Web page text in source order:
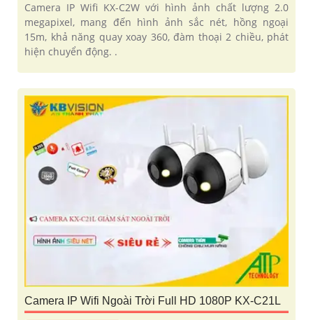
Camera IP Wifi KX-C2W với hình ảnh chất lượng 2.0
megapixel, mang đến hình ảnh sắc nét, hồng ngoại
15m, khả năng quay xoay 360, đàm thoại 2 chiều, phát
hiện chuyển động. .
Camera IP Wifi Ngoài Trời Full HD 1080P KX-C21L